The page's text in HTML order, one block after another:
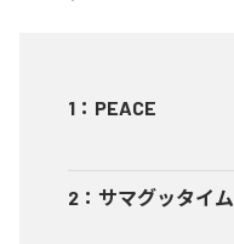
1 ： PEACE
2 ： サマグッタイム